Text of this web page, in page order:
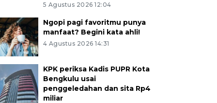
5 Agustus 2026 12:04
Ngopi pagi favoritmu punya
manfaat? Begini kata ahli!
4 Agustus 2026 14:31
KPK periksa Kadis PUPR Kota
Bengkulu usai
penggeledahan dan sita Rp4
miliar